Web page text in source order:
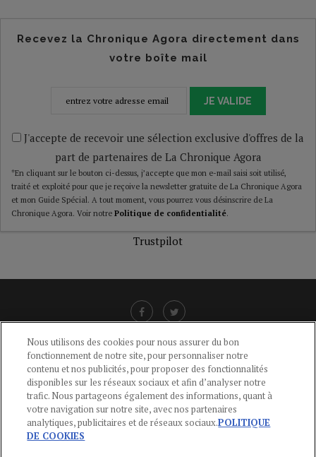
Recevez la Chronique Agora directement dans
votre boîte mail
JE VALIDE
J'accepte de recevoir une sélection exclusive d'offres de la
part de partenaires de La Chronique Agora
*En cliquant sur le bouton ci-dessus, j’accepte que mon e-mail saisi soit utilisé,
traité et exploité pour que je reçoive la newsletter gratuite de La Chronique Agora
et mon Guide Spécial. A tout moment, vous pourrez vous désinscrire de La
Chronique Agora. Voir notre Politique de confidentialité.
Trustpilot
CGU-POLITIQUE DE CONFIDENTIALITÉ -POLITIQUE DES COOKIES
MENTIONS LÉGALES -AIDE
CONTACT
Nous utilisons des cookies pour nous assurer du bon
fonctionnement de notre site, pour personnaliser notre
contenu et nos publicités, pour proposer des fonctionnalités
disponibles sur les réseaux sociaux et afin d’analyser notre
trafic. Nous partageons également des informations, quant à
votre navigation sur notre site, avec nos partenaires
analytiques, publicitaires et de réseaux sociaux.POLITIQUE
DE COOKIES